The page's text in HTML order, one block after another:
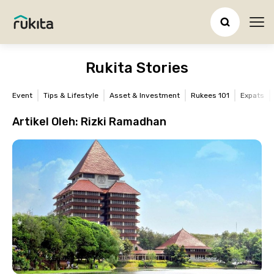
Rukita Stories
Event Tips & Lifestyle Asset & Investment Rukees 101 Expats
Artikel Oleh: Rizki Ramadhan